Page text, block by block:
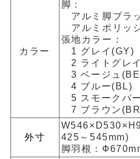
カラー
脚：
アルミ脚ブラ
アルミポリッ
張地カラー：
1 グレイ(GY)
2 ライトグレ
3 ベージュ
4 ブルー(BL)
5 スモークパ
7 ブラウン
外寸
425～545mm)
脚羽根：